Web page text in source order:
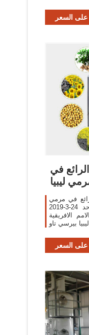
السعر
في
ليبيا
في مرمي
ليبيا بتصفيات امم افريقيا اليوم الاحد 24-3-2019
الافريقية
ليبيا بيرسي تاو
السعر